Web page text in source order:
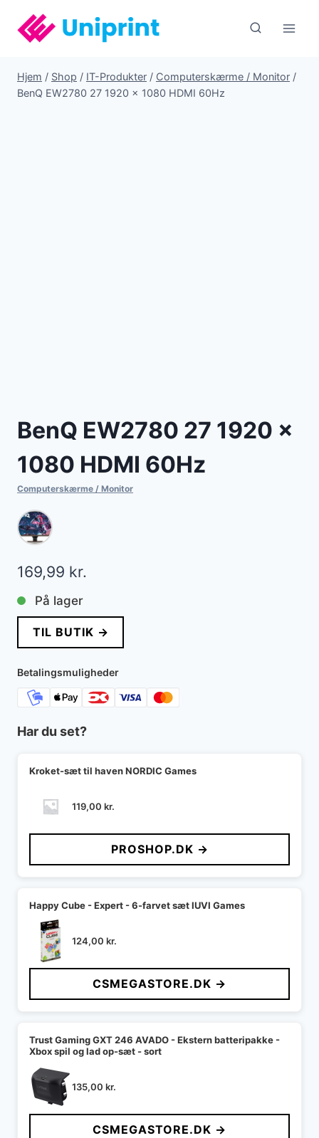
indhold
Hjem / Shop / IT-Produkter / Computerskærme / Monitor /
BenQ EW2780 27 1920 x 1080 HDMI 60Hz
BenQ EW2780 27 1920 x
1080 HDMI 60Hz
Computerskærme / Monitor
169,99 kr.
På lager
TIL BUTIK →
Betalingsmuligheder
Har du set?
Kroket-sæt til haven NORDIC Games
119,00 kr.
PROSHOP.DK →
Happy Cube - Expert - 6-farvet sæt IUVI Games
124,00 kr.
CSMEGASTORE.DK →
Trust Gaming GXT 246 AVADO - Ekstern batteripakke -
Xbox spil og lad op-sæt - sort
135,00 kr.
CSMEGASTORE.DK →